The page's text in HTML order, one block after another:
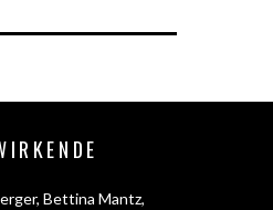
, Bettina Mantz,